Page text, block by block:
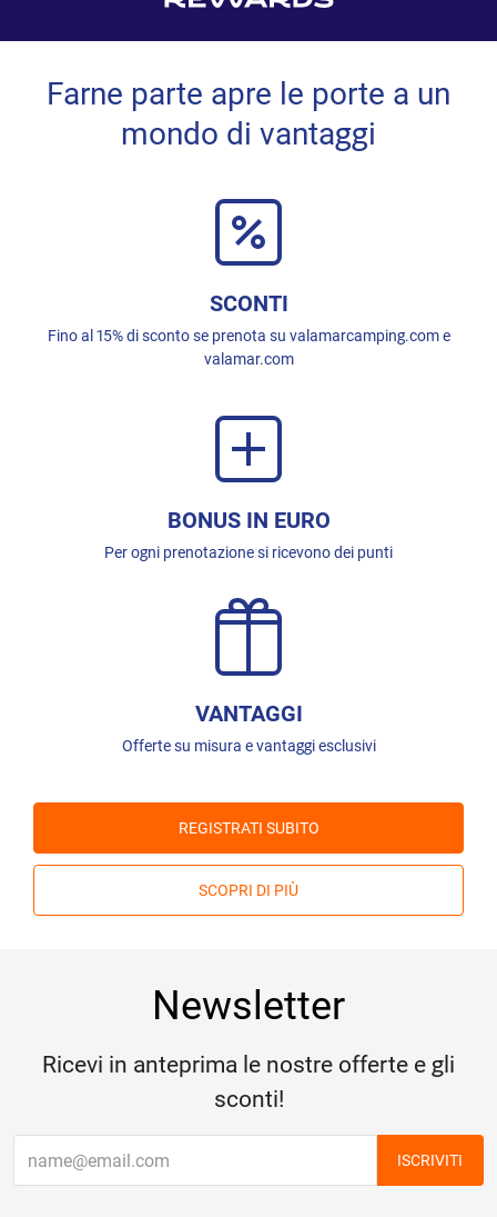
Farne parte apre le porte a un
mondo di vantaggi
SCONTI
Fino al 15% di sconto se prenota su valamarcamping.com e
valamar.com
BONUS IN EURO
Per ogni prenotazione si ricevono dei punti
VANTAGGI
Offerte su misura e vantaggi esclusivi
REGISTRATI SUBITO
SCOPRI DI PIÙ
Newsletter
Ricevi in anteprima le nostre offerte e gli
sconti!
ISCRIVITI